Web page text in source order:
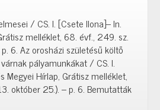
/ CS. I. [Csete Ilona]– In.
melléklet, 68. évf., 249. sz.
6. Az orosházi születésű költő
pályamunkákat / CS. I.
Megyei Hírlap, Grátisz melléklet,
október 25.). – p. 6. Bemutatták